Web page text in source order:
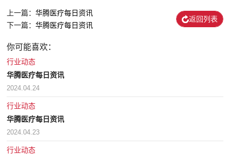
上一篇：华腾医疗每日资讯
下一篇：华腾医疗每日资讯
返回列表
你可能喜欢：
行业动态
华腾医疗每日资讯
2024.04.24
行业动态
华腾医疗每日资讯
2024.04.23
行业动态